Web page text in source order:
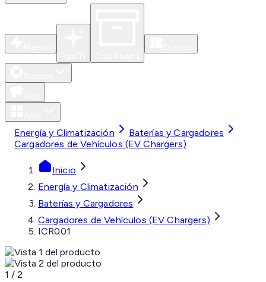
Energía y Climatización
Baterías y Cargadores
Cargadores de Vehículos (EV Chargers)
Inicio
Energía y Climatización
Baterías y Cargadores
Cargadores de Vehículos (EV Chargers)
ICR001
1 / 2